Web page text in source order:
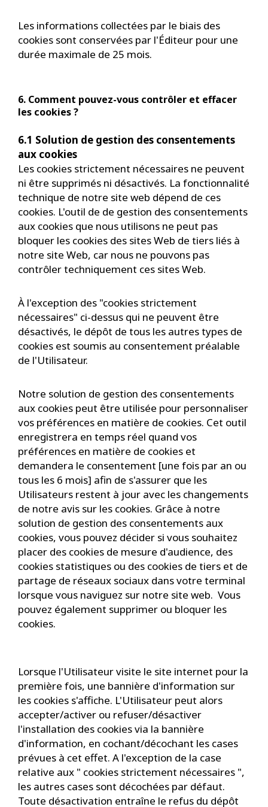
Les informations collectées par le biais des
cookies sont conservées par l'Éditeur pour une
durée maximale de 25 mois.
6. Comment pouvez-vous contrôler et effacer
les cookies ?
6.1 Solution de gestion des consentements
aux cookies
Les cookies strictement nécessaires ne peuvent
ni être supprimés ni désactivés. La fonctionnalité
technique de notre site web dépend de ces
cookies. L'outil de de gestion des consentements
aux cookies que nous utilisons ne peut pas
bloquer les cookies des sites Web de tiers liés à
notre site Web, car nous ne pouvons pas
contrôler techniquement ces sites Web.
À l'exception des "cookies strictement
nécessaires" ci-dessus qui ne peuvent être
désactivés, le dépôt de tous les autres types de
cookies est soumis au consentement préalable
de l'Utilisateur.
Notre solution de gestion des consentements
aux cookies peut être utilisée pour personnaliser
vos préférences en matière de cookies. Cet outil
enregistrera en temps réel quand vos
préférences en matière de cookies et
demandera le consentement [une fois par an ou
tous les 6 mois] afin de s'assurer que les
Utilisateurs restent à jour avec les changements
de notre avis sur les cookies. Grâce à notre
solution de gestion des consentements aux
cookies, vous pouvez décider si vous souhaitez
placer des cookies de mesure d'audience, des
cookies statistiques ou des cookies de tiers et de
partage de réseaux sociaux dans votre terminal
lorsque vous naviguez sur notre site web. Vous
pouvez également supprimer ou bloquer les
cookies.
Lorsque l'Utilisateur visite le site internet pour la
première fois, une bannière d'information sur
les cookies s'affiche. L'Utilisateur peut alors
accepter/activer ou refuser/désactiver
l'installation des cookies via la bannière
d'information, en cochant/décochant les cases
prévues à cet effet. A l'exception de la case
relative aux " cookies strictement nécessaires ",
les autres cases sont décochées par défaut.
Toute désactivation entraîne le refus du dépôt